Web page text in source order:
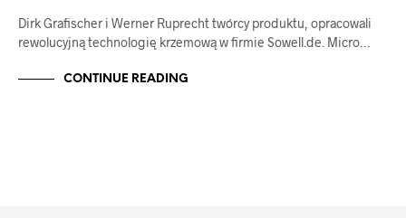
Dirk Grafischer i Werner Ruprecht twórcy produktu, opracowali
rewolucyjną technologię krzemową w firmie Sowell.de. Micro…
CONTINUE READING